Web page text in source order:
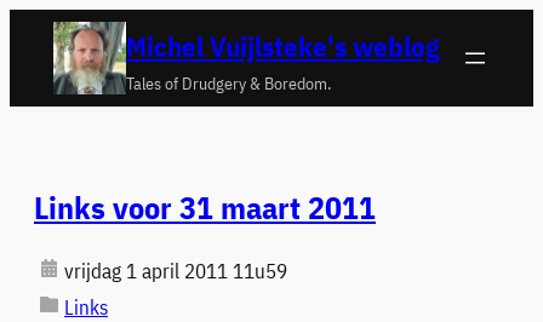
naar
Michel Vuijlsteke's weblog
Tales of Drudgery & Boredom.
Links voor 31 maart 2011
vrijdag 1 april 2011 11u59
Links